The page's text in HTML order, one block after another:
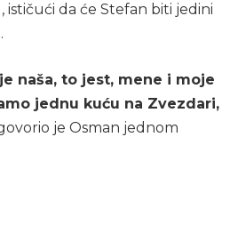
da će Stefan biti jedini
naša, to jest, mene i moje
jednu kuću na Zvezdari,
je Osman jednom